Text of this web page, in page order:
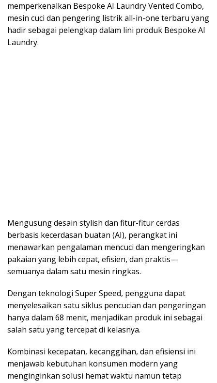
memperkenalkan Bespoke AI Laundry Vented Combo,
mesin cuci dan pengering listrik all-in-one terbaru yang
hadir sebagai pelengkap dalam lini produk Bespoke AI
Laundry.
Mengusung desain stylish dan fitur-fitur cerdas
berbasis kecerdasan buatan (AI), perangkat ini
menawarkan pengalaman mencuci dan mengeringkan
pakaian yang lebih cepat, efisien, dan praktis—
semuanya dalam satu mesin ringkas.
Dengan teknologi Super Speed, pengguna dapat
menyelesaikan satu siklus pencucian dan pengeringan
hanya dalam 68 menit, menjadikan produk ini sebagai
salah satu yang tercepat di kelasnya.
Kombinasi kecepatan, kecanggihan, dan efisiensi ini
menjawab kebutuhan konsumen modern yang
menginginkan solusi hemat waktu namun tetap